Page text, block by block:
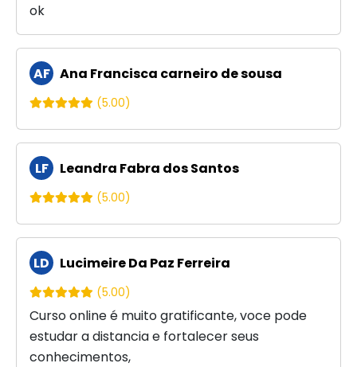
ok
AF Ana Francisca carneiro de sousa
(5.00)
LF Leandra Fabra dos Santos
(5.00)
LD Lucimeire Da Paz Ferreira
(5.00)
Curso online é muito gratificante, voce pode
estudar a distancia e fortalecer seus
conhecimentos,